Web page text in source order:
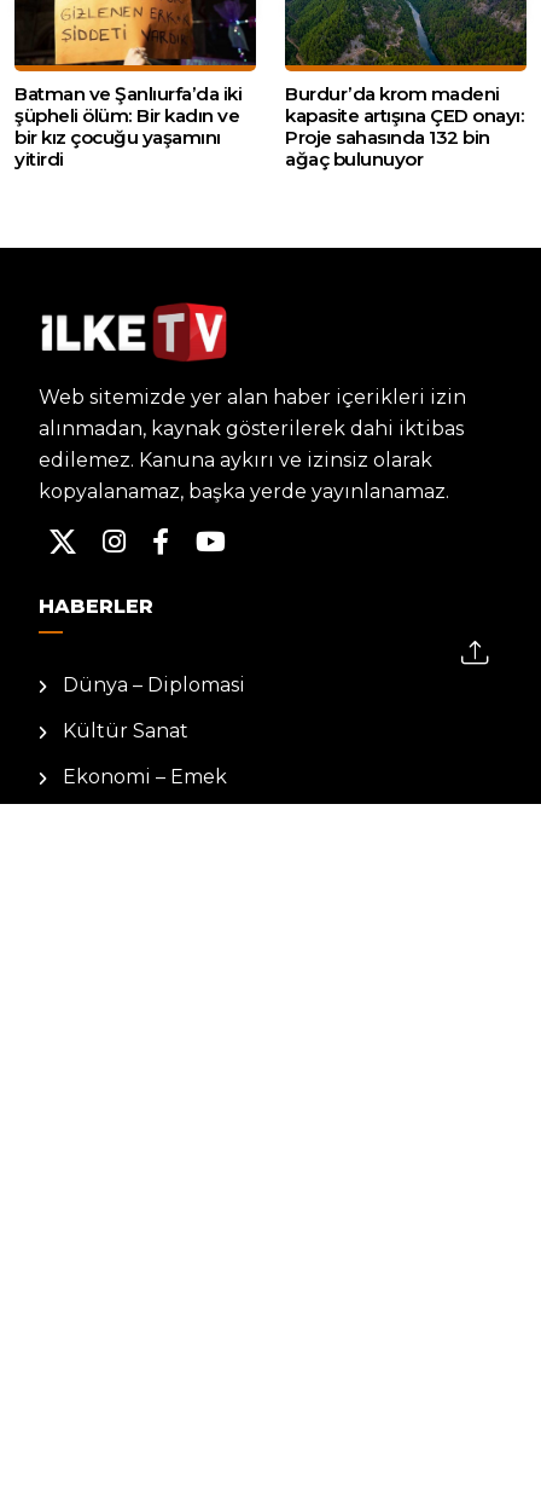
Batman ve Şanlıurfa’da iki
şüpheli ölüm: Bir kadın ve
bir kız çocuğu yaşamını
yitirdi
Burdur’da krom madeni
kapasite artışına ÇED onayı:
Proje sahasında 132 bin
ağaç bulunuyor
Web sitemizde yer alan haber içerikleri izin
alınmadan, kaynak gösterilerek dahi iktibas
edilemez. Kanuna aykırı ve izinsiz olarak
kopyalanamaz, başka yerde yayınlanamaz.
HABERLER
Dünya – Diplomasi
Kültür Sanat
Ekonomi – Emek